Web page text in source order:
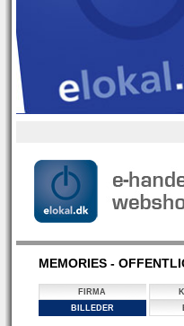
MEMORIES -
FIRMA
BILLEDER